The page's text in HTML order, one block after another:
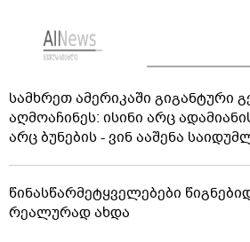
სამხრეთ ამერიკაში გიგანტური
აღმოაჩინეს: ისინი არც
არც ბუნების - ვინ ააშენა
წინასწარმეტყველებები
რეალურად ახდა